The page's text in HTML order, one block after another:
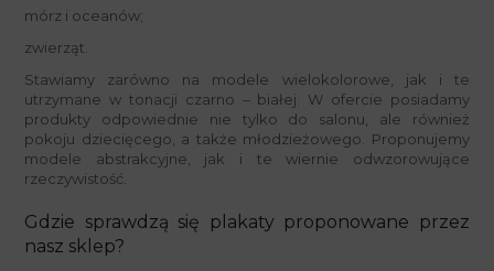
mórz i oceanów;
zwierząt.
Stawiamy zarówno na modele wielokolorowe, jak i te
utrzymane w tonacji czarno – białej. W ofercie posiadamy
produkty odpowiednie nie tylko do salonu, ale również
pokoju dziecięcego, a także młodzieżowego. Proponujemy
modele abstrakcyjne, jak i te wiernie odwzorowujące
rzeczywistość.
Gdzie sprawdzą się plakaty proponowane przez
nasz sklep?